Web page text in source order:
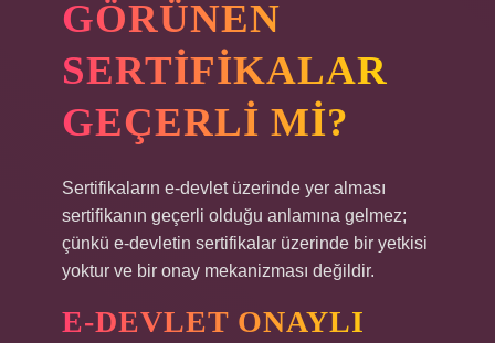
GÖRÜNEN
SERTIFIKALAR
GEÇERLI MI?
Sertifikaların e-devlet üzerinde yer alması
sertifikanın geçerli olduğu anlamına gelmez;
çünkü e-devletin sertifikalar üzerinde bir yetkisi
yoktur ve bir onay mekanizması değildir.
E-DEVLET ONAYLI